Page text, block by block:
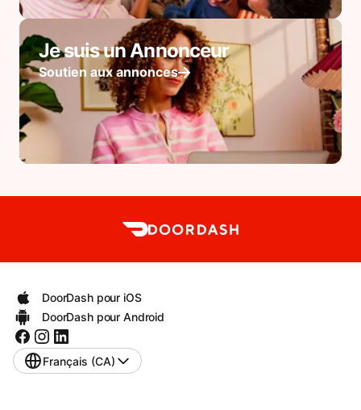
Je suis un Annonceur
Soutien aux annonces
DoorDash pour iOS
DoorDash pour Android
Français (CA)